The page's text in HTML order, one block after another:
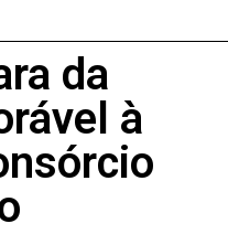
da
à